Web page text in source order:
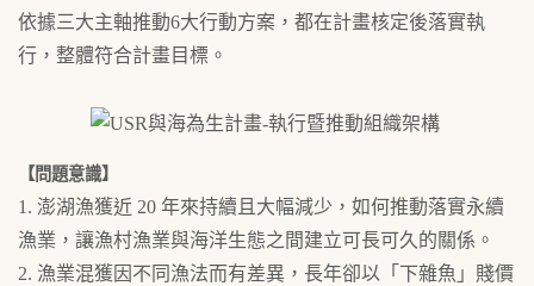
依據三大主軸推動6大行動方案，都在計畫核定後落實執
行，整體符合計畫目標。
【問題意識】
1. 澎湖漁獲近 20 年來持續且大幅減少，如何推動落實永續
漁業，讓漁村漁業與海洋生態之間建立可長可久的關係。
2. 漁業混獲因不同漁法而有差異，長年卻以「下雜魚」賤價